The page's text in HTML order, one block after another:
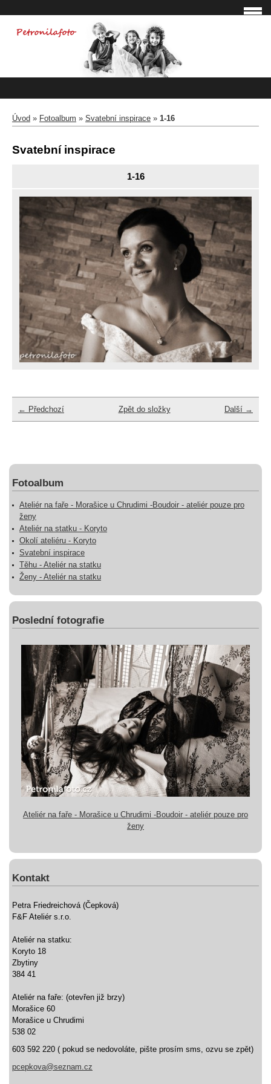
Úvod » Fotoalbum » Svatební inspirace » 1-16
Svatební inspirace
1-16
← Předchozí Další →
Zpět do složky
Fotoalbum
Ateliér na faře - Morašice u Chrudimi -Boudoir - ateliér pouze pro
ženy
Ateliér na statku - Koryto
Okolí ateliéru - Koryto
Svatební inspirace
Těhu - Ateliér na statku
Ženy - Ateliér na statku
Poslední fotografie
Ateliér na faře - Morašice u Chrudimi -Boudoir - ateliér pouze pro
ženy
Kontakt
Petra Friedreichová (Čepková)
F&F Ateliér s.r.o.
Ateliér na statku:
Koryto 18
Zbytiny
384 41
Ateliér na faře: (otevřen již brzy)
Morašice 60
Morašice u Chrudimi
538 02
603 592 220 ( pokud se nedovoláte, pište prosím sms, ozvu se zpět)
pcepkova@seznam.cz